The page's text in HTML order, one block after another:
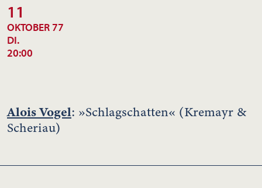
11
OKTOBER 77
DI.
20:00
Alois Vogel: »Schlagschatten« (Kremayr &
Scheriau)